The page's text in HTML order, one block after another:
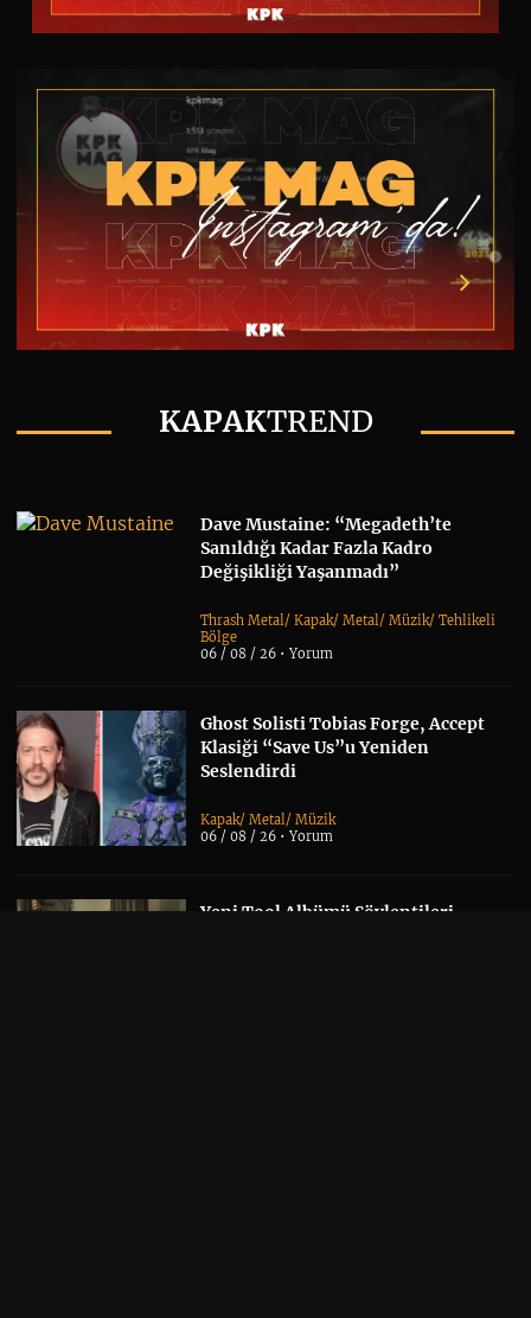
KAPAKTREND
Dave Mustaine: “Megadeth’te
Sanıldığı Kadar Fazla Kadro
Değişikliği Yaşanmadı”
Thrash Metal /Kapak/Metal /Müzik/Tehlikeli
Bölge
06 / 08 / 26 •Yorum
Ghost Solisti Tobias Forge, Accept
Klasiği “Save Us”u Yeniden
Seslendirdi
Kapak/Metal /Müzik
06 / 08 / 26 •Yorum
Yeni Tool Albümü Söylentileri,